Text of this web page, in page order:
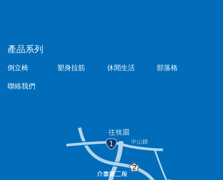
產品系列
倒立椅 塑身拉筋 休閒生活 部落格
聯絡我們